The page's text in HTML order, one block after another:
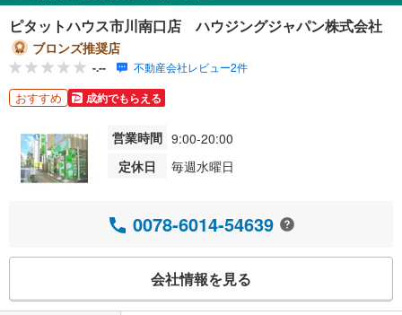
ピタットハウス市川南口店 ハウジングジャパン株式会社
ブロンズ推奨店
-.-- 不動産会社レビュー2件
おすすめ 成約でもらえる
営業時間 9:00-20:00
定休日
毎週水曜日
0078-6014-54639
会社情報を見る